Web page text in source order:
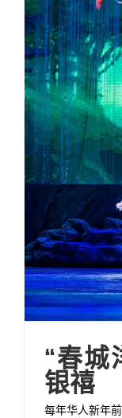
“春城
银禧
每年华人新年